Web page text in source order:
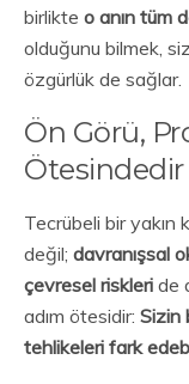
birlikte o anın tüm
olduğunu bilmek,
özgürlük de sağlar.
Ön Görü,
Ötesindedir
Tecrübeli bir yakın
değil; davranışsal
çevresel riskleri de
adım ötesidir: Sizin
tehlikeleri fark